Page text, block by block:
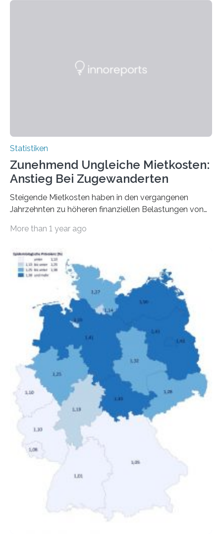
Statistiken
Zunehmend Ungleiche Mietkosten:
Anstieg Bei Zugewanderten
Steigende Mietkosten haben in den vergangenen
Jahrzehnten zu höheren finanziellen Belastungen von
Bundesinstitut für Bevölkerungsforschung (BiB)
gesamten Einkommen zwischen 1990 und 2020 für
unterschiedliche Einkommensgruppen sowie für in
Deutschland geborene Menschen und Zugewanderte
verändert hat. Das Ergebnis: Während Personen mit
hohen Einkommen (oberstes Quintil der Verteilung der
Nettoäquivalenzeinkommen) nur einen moderaten
Anstieg des Mietanteils am Gesamteinkommen
hinnehmen mussten, nahm die Belastung bei
Menschen mit…
More than 1 year ago